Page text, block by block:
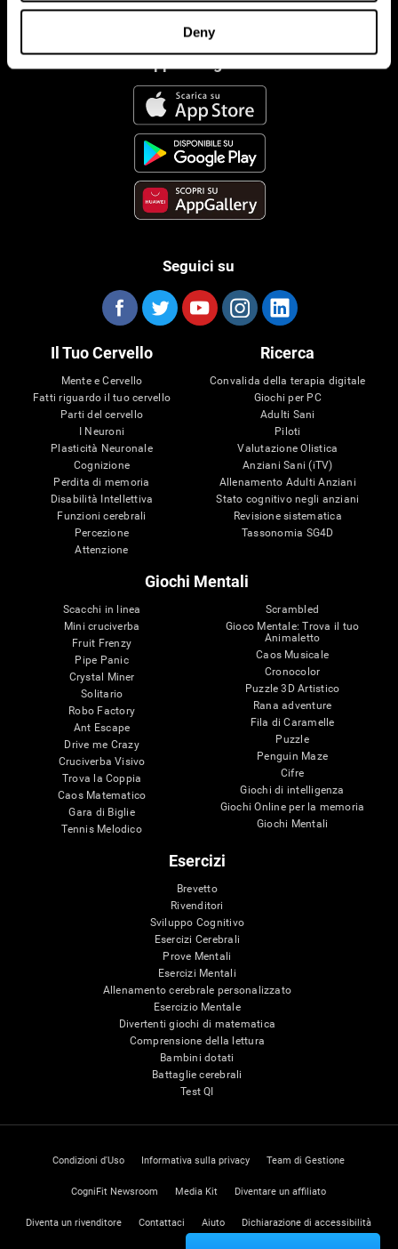
Deny
Seguici su
Il Tuo Cervello
Mente e Cervello
Fatti riguardo il tuo cervello
Parti del cervello
I Neuroni
Plasticità Neuronale
Cognizione
Perdita di memoria
Disabilità Intellettiva
Funzioni cerebrali
Percezione
Attenzione
Ricerca
Convalida della terapia digitale
Giochi per PC
Adulti Sani
Piloti
Valutazione Olistica
Anziani Sani (iTV)
Allenamento Adulti Anziani
Stato cognitivo negli anziani
Revisione sistematica
Tassonomia SG4D
Giochi Mentali
Scacchi in linea
Mini cruciverba
Fruit Frenzy
Pipe Panic
Crystal Miner
Solitario
Robo Factory
Ant Escape
Drive me Crazy
Cruciverba Visivo
Trova la Coppia
Caos Matematico
Gara di Biglie
Tennis Melodico
Scrambled
Gioco Mentale: Trova il tuo
Animaletto
Caos Musicale
Cronocolor
Puzzle 3D Artistico
Rana adventure
Fila di Caramelle
Puzzle
Penguin Maze
Cifre
Giochi di intelligenza
Giochi Online per la memoria
Giochi Mentali
Esercizi
Brevetto
Rivenditori
Sviluppo Cognitivo
Esercizi Cerebrali
Prove Mentali
Esercizi Mentali
Allenamento cerebrale personalizzato
Esercizio Mentale
Divertenti giochi di matematica
Comprensione della lettura
Bambini dotati
Battaglie cerebrali
Test QI
Condizioni d'Uso Informativa sulla privacy Team di Gestione
CogniFit Newsroom Media Kit Diventare un affiliato
Diventa un rivenditore Contattaci Aiuto Dichiarazione di accessibilità